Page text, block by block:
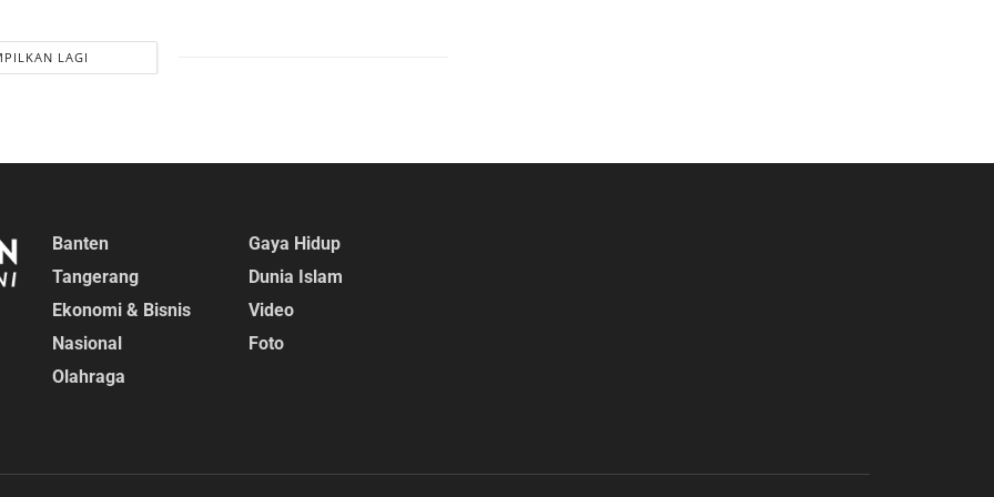
LAGI
Banten
Tangerang
Ekonomi & Bisnis
Nasional
Olahraga
Gaya Hidup
Dunia Islam
Video
Foto